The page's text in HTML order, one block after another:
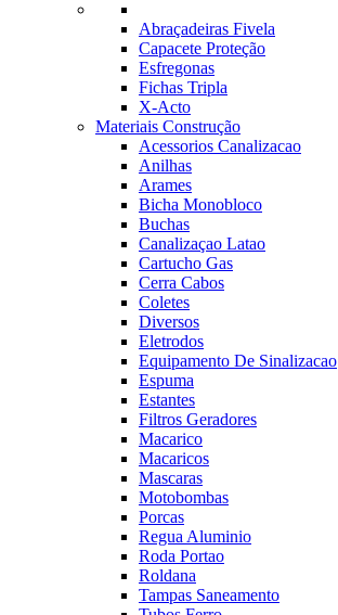
Abraçadeiras Fivela
Capacete Proteção
Esfregonas
Fichas Tripla
X-Acto
Materiais Construção
Acessorios Canalizacao
Anilhas
Arames
Bicha Monobloco
Buchas
Canalizaçao Latao
Cartucho Gas
Cerra Cabos
Coletes
Diversos
Eletrodos
Equipamento De Sinalizacao
Espuma
Estantes
Filtros Geradores
Macarico
Macaricos
Mascaras
Motobombas
Porcas
Regua Aluminio
Roda Portao
Roldana
Tampas Saneamento